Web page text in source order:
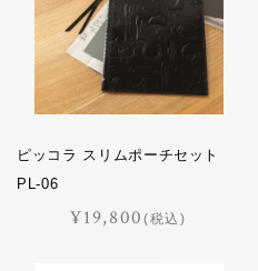
ピッコラ スリムポーチセット
PL-06
¥19,800(税込)
ピント
ファセット
フェル
プランス
ブルトン
プログレス